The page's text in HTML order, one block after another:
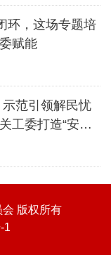
环，这场专题培
赋能
范引领解民忧
工委打造“安心
护体系
版权所有
1